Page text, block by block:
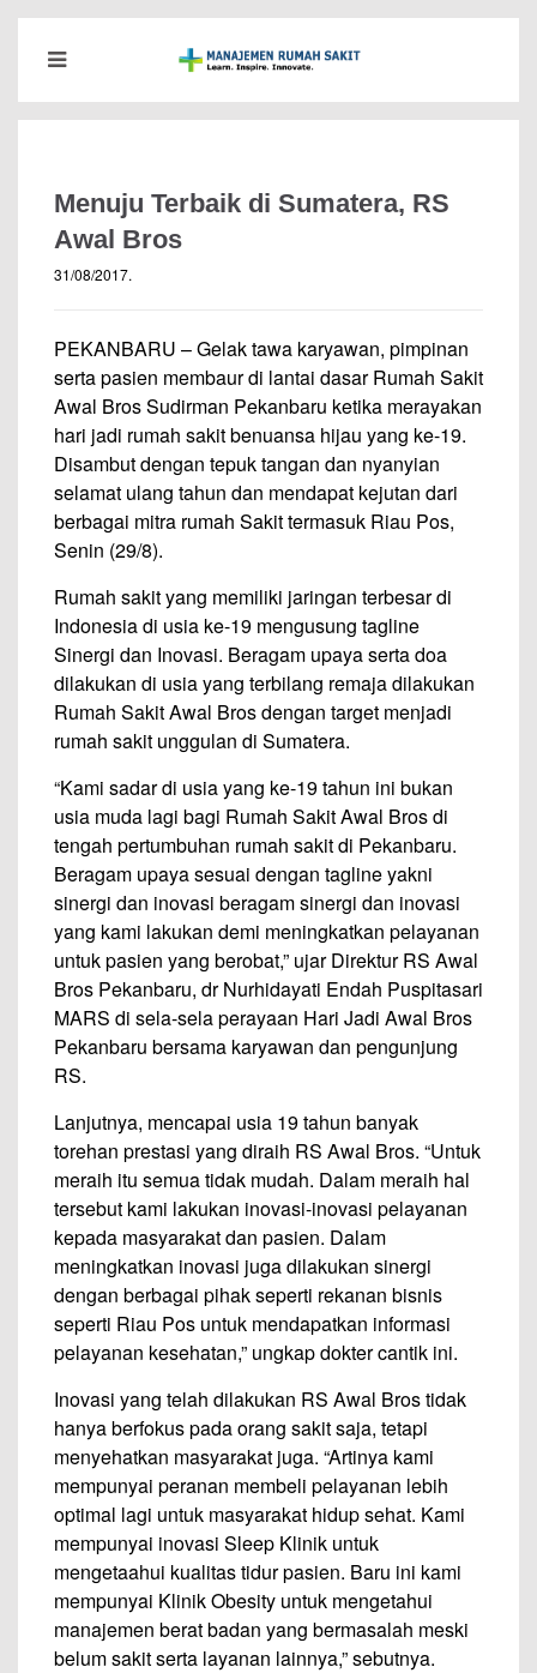
Menuju Terbaik di Sumatera, RS
Awal Bros
31/08/2017.
PEKANBARU – Gelak tawa karyawan, pimpinan
serta pasien membaur di lantai dasar Rumah Sakit
Awal Bros Sudirman Pekanbaru ketika merayakan
hari jadi rumah sakit benuansa hijau yang ke-19.
Disambut dengan tepuk tangan dan nyanyian
selamat ulang tahun dan mendapat kejutan dari
berbagai mitra rumah Sakit termasuk Riau Pos,
Senin (29/8).
Rumah sakit yang memiliki jaringan terbesar di
Indonesia di usia ke-19 mengusung tagline
Sinergi dan Inovasi. Beragam upaya serta doa
dilakukan di usia yang terbilang remaja dilakukan
Rumah Sakit Awal Bros dengan target menjadi
rumah sakit unggulan di Sumatera.
“Kami sadar di usia yang ke-19 tahun ini bukan
usia muda lagi bagi Rumah Sakit Awal Bros di
tengah pertumbuhan rumah sakit di Pekanbaru.
Beragam upaya sesuai dengan tagline yakni
sinergi dan inovasi beragam sinergi dan inovasi
yang kami lakukan demi meningkatkan pelayanan
untuk pasien yang berobat,” ujar Direktur RS Awal
Bros Pekanbaru, dr Nurhidayati Endah Puspitasari
MARS di sela-sela perayaan Hari Jadi Awal Bros
Pekanbaru bersama karyawan dan pengunjung
RS.
Lanjutnya, mencapai usia 19 tahun banyak
torehan prestasi yang diraih RS Awal Bros. “Untuk
meraih itu semua tidak mudah. Dalam meraih hal
tersebut kami lakukan inovasi-inovasi pelayanan
kepada masyarakat dan pasien. Dalam
meningkatkan inovasi juga dilakukan sinergi
dengan berbagai pihak seperti rekanan bisnis
seperti Riau Pos untuk mendapatkan informasi
pelayanan kesehatan,” ungkap dokter cantik ini.
Inovasi yang telah dilakukan RS Awal Bros tidak
hanya berfokus pada orang sakit saja, tetapi
menyehatkan masyarakat juga. “Artinya kami
mempunyai peranan membeli pelayanan lebih
optimal lagi untuk masyarakat hidup sehat. Kami
mempunyai inovasi Sleep Klinik untuk
mengetaahui kualitas tidur pasien. Baru ini kami
mempunyai Klinik Obesity untuk mengetahui
manajemen berat badan yang bermasalah meski
belum sakit serta layanan lainnya,” sebutnya.